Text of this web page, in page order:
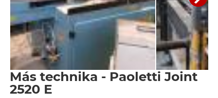
Más technika - Paoletti Joint
2520 E